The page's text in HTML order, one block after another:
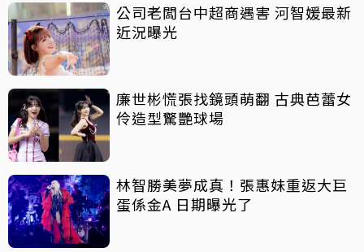
公司老闆台中超商遇害 河智媛最新
近況曝光
廉世彬慌張找鏡頭萌翻 古典芭蕾女
伶造型驚艷球場
林智勝美夢成真！張惠妹重返大巨
蛋係金A 日期曝光了